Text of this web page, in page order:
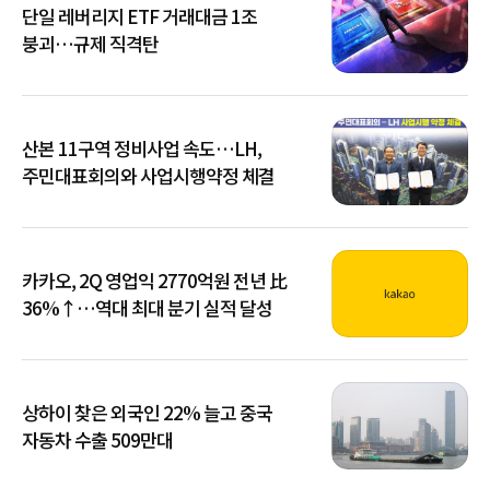
단일 레버리지 ETF 거래대금 1조
붕괴…규제 직격탄
산본 11구역 정비사업 속도…LH,
주민대표회의와 사업시행약정 체결
카카오, 2Q 영업익 2770억원 전년 比
36%↑…역대 최대 분기 실적 달성
상하이 찾은 외국인 22% 늘고 중국
자동차 수출 509만대